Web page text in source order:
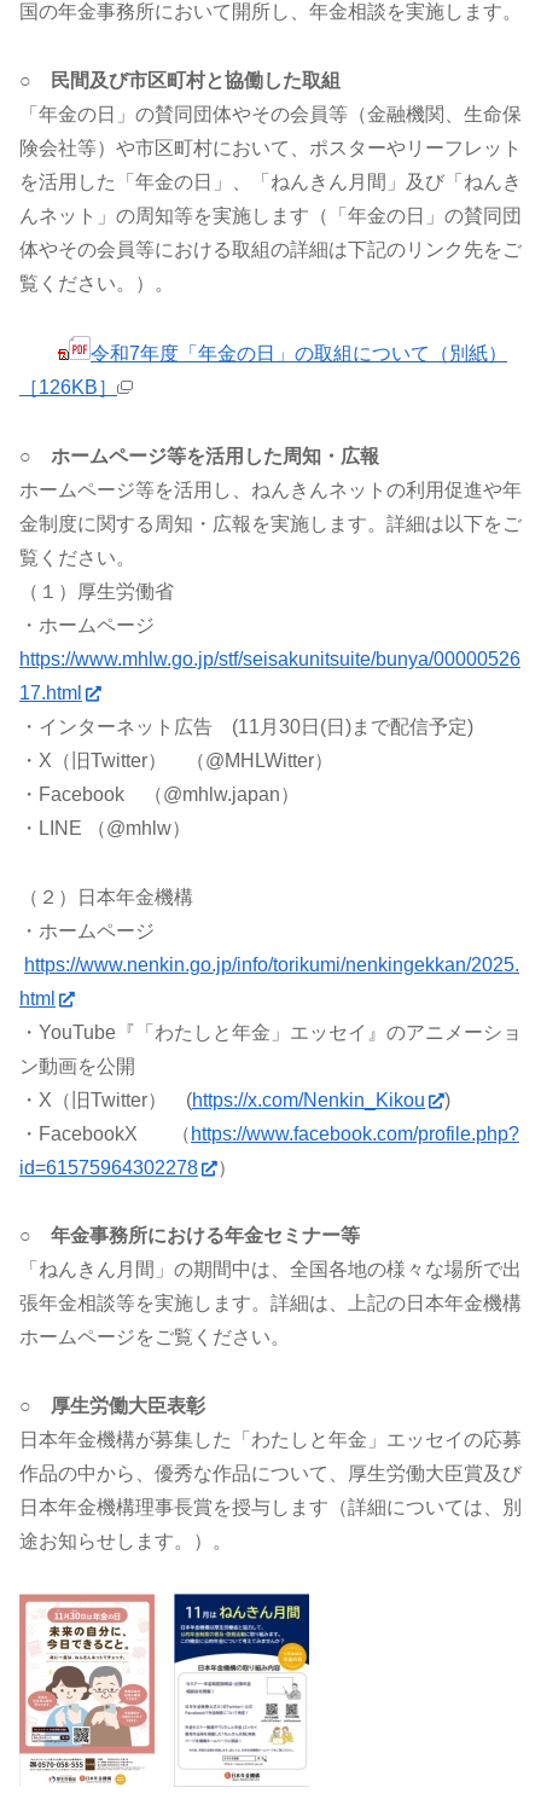
国の年金事務所において開所し、年金相談を実施します。
○ 民間及び市区町村と協働した取組
「年金の日」の賛同団体やその会員等（金融機関、生命保
険会社等）や市区町村において、ポスターやリーフレット
を活用した「年金の日」、「ねんきん月間」及び「ねんき
んネット」の周知等を実施します（「年金の日」の賛同団
体やその会員等における取組の詳細は下記のリンク先をご
覧ください。）。
令和7年度「年金の日」の取組について（別紙）
［126KB］
○ ホームページ等を活用した周知・広報
ホームページ等を活用し、ねんきんネットの利用促進や年
金制度に関する周知・広報を実施します。詳細は以下をご
覧ください。
（１）厚生労働省
・ホームページ
https://www.mhlw.go.jp/stf/seisakunitsuite/bunya/00000526
17.html
・インターネット広告 (11月30日(日)まで配信予定)
・X（旧Twitter） （@MHLWitter）
・Facebook （@mhlw.japan）
・LINE （@mhlw）
（２）日本年金機構
・ホームページ
https://www.nenkin.go.jp/info/torikumi/nenkingekkan/2025.
html
・YouTube『「わたしと年金」エッセイ』のアニメーショ
ン動画を公開
・X（旧Twitter） (https://x.com/Nenkin_Kikou
)
・FacebookX （ https://www.facebook.com/profile.php?
id=61575964302278
）
○ 年金事務所における年金セミナー等
「ねんきん月間」の期間中は、全国各地の様々な場所で出
張年金相談等を実施します。詳細は、上記の日本年金機構
ホームページをご覧ください。
○ 厚生労働大臣表彰
日本年金機構が募集した「わたしと年金」エッセイの応募
作品の中から、優秀な作品について、厚生労働大臣賞及び
日本年金機構理事長賞を授与します（詳細については、別
途お知らせします。）。